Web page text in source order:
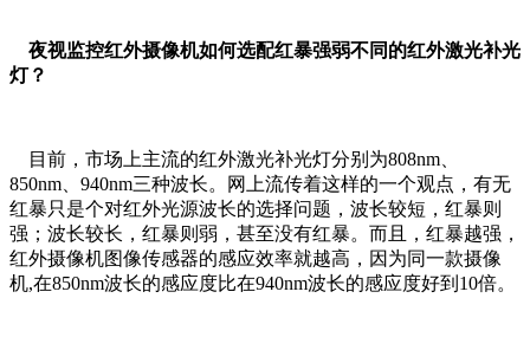
夜视监控红外摄像机如何选配红暴强弱不同的红外激光补光
灯？
目前，市场上主流的红外激光补光灯分别为808nm、
850nm、940nm三种波长。网上流传着这样的一个观点，有无
红暴只是个对红外光源波长的选择问题，波长较短，红暴则
强；波长较长，红暴则弱，甚至没有红暴。而且，红暴越强，
红外摄像机图像传感器的感应效率就越高，因为同一款摄像
机,在850nm波长的感应度比在940nm波长的感应度好到10倍。